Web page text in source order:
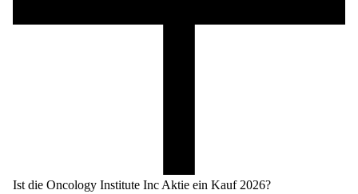
Ist die Oncology Institute Inc Aktie ein Kauf 2026?